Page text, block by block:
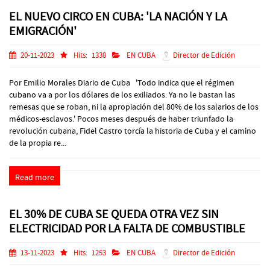
EL NUEVO CIRCO EN CUBA: 'LA NACIÓN Y LA
EMIGRACIÓN'
20-11-2023 Hits: 1338 EN CUBA Director de Edición
Por Emilio Morales Diario de Cuba 'Todo indica que el régimen
cubano va a por los dólares de los exiliados. Ya no le bastan las
remesas que se roban, ni la apropiación del 80% de los salarios de los
médicos-esclavos.' Pocos meses después de haber triunfado la
revolución cubana, Fidel Castro torcía la historia de Cuba y el camino
de la propia re...
Read more
EL 30% DE CUBA SE QUEDA OTRA VEZ SIN
ELECTRICIDAD POR LA FALTA DE COMBUSTIBLE
13-11-2023 Hits: 1253 EN CUBA Director de Edición